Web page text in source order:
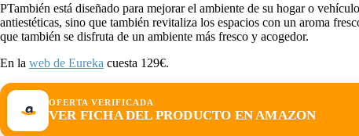
PTambién está diseñado para mejorar el ambiente de su hogar o
antiestéticas, sino que también revitaliza los espacios con un aroma
que también se disfruta de un ambiente más fresco y acogedor.
En la web de Eureka cuesta 129€.
OFERTA VERIFICADA
VER FICHA DEL PRODUCTO EN AMAZON